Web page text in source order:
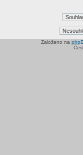
Založeno na